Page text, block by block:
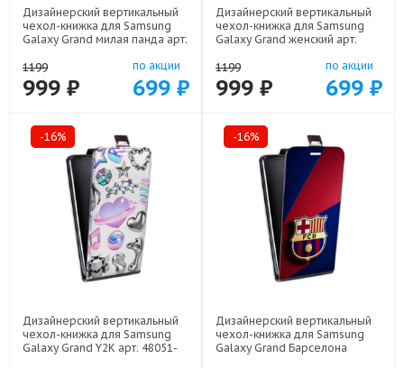
Дизайнерский вертикальный
чехол-книжка для Samsung
Galaxy Grand милая панда арт:
1199
999 ₽
по акции
699 ₽
Дизайнерский вертикальный
чехол-книжка для Samsung
Galaxy Grand женский арт:
1199
999 ₽
по акции
699 ₽
-16%
Дизайнерский вертикальный
чехол-книжка для Samsung
Galaxy Grand Y2K арт: 48051-
-16%
Дизайнерский вертикальный
чехол-книжка для Samsung
Galaxy Grand Барселона